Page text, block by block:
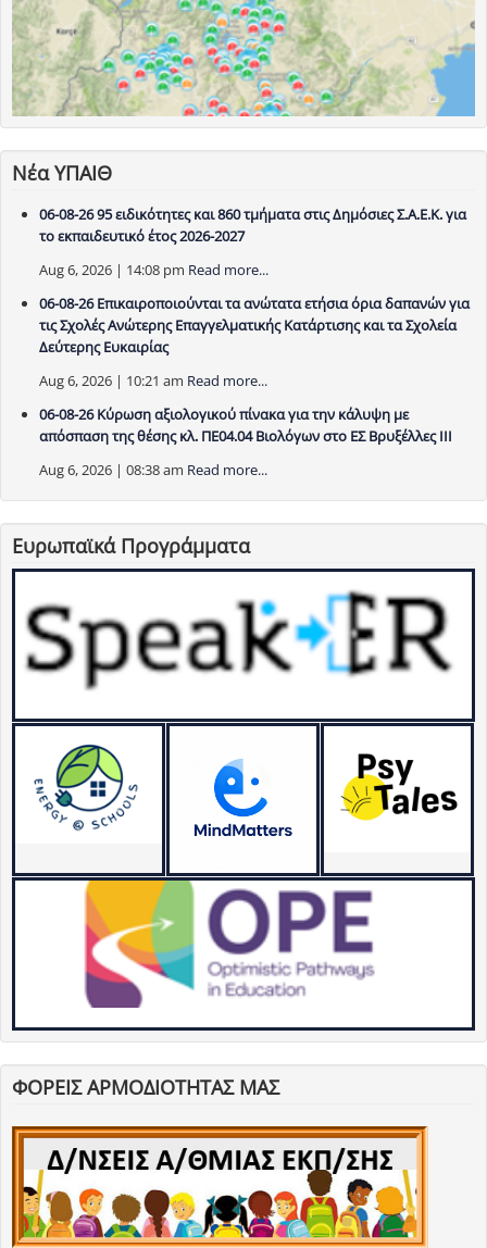
Νέα ΥΠΑΙΘ
06-08-26 95 ειδικότητες και 860 τμήματα στις Δημόσιες Σ.Α.Ε.Κ. για
το εκπαιδευτικό έτος 2026-2027
Aug 6, 2026 | 14:08 pm Read more...
06-08-26 Επικαιροποιούνται τα ανώτατα ετήσια όρια δαπανών για
τις Σχολές Ανώτερης Επαγγελματικής Κατάρτισης και τα Σχολεία
Δεύτερης Ευκαιρίας
Aug 6, 2026 | 10:21 am Read more...
06-08-26 Κύρωση αξιολογικού πίνακα για την κάλυψη με
απόσπαση της θέσης κλ. ΠΕ04.04 Βιολόγων στο ΕΣ Βρυξέλλες ΙΙΙ
Aug 6, 2026 | 08:38 am Read more...
Ευρωπαϊκά Προγράμματα
ΦΟΡΕΙΣ ΑΡΜΟΔΙΟΤΗΤΑΣ ΜΑΣ